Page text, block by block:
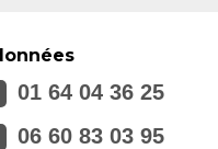
01 64 04 36 25
06 60 83 03 95